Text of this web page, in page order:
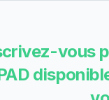
le tarif →
vous